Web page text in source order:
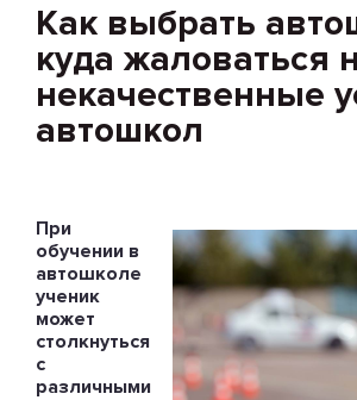
Как выбрать
куда жаловаться
некачественные
автошкол
При
обучении в
автошколе
ученик
может
столкнуться
с
различными